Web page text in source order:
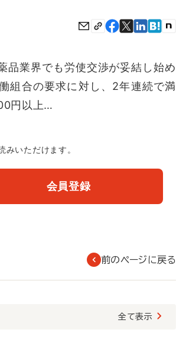
業界でも労使交渉が妥結し始め
組合の要求に対し、2年連続で満
円以上…
みいただけます。
会員登録
前のページに戻る
全て表示